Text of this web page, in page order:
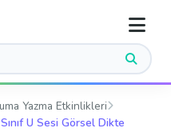
Yazma Etkinlikleri
U Sesi Görsel Dikte